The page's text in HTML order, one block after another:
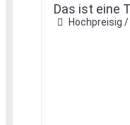
Das ist eine
Hochpreisig